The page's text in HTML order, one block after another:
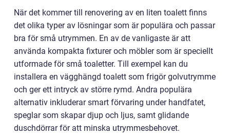
När det kommer till renovering av en liten toalett finns
det olika typer av lösningar som är populära och passar
bra för små utrymmen. En av de vanligaste är att
använda kompakta fixturer och möbler som är speciellt
utformade för små toaletter. Till exempel kan du
installera en vägghängd toalett som frigör golvutrymme
och ger ett intryck av större rymd. Andra populära
alternativ inkluderar smart förvaring under handfatet,
speglar som skapar djup och ljus, samt glidande
duschdörrar för att minska utrymmesbehovet.